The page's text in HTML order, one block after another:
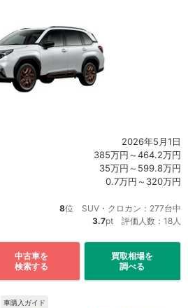
2026年5月1日
385万円～464.2万円
35万円～599.8万円
0.7万円～320万円
8位 SUV・クロカン：277台中
3.7pt 評価人数：18人
中古車を
検索する
買取相場を
調べる
車購入ガイド